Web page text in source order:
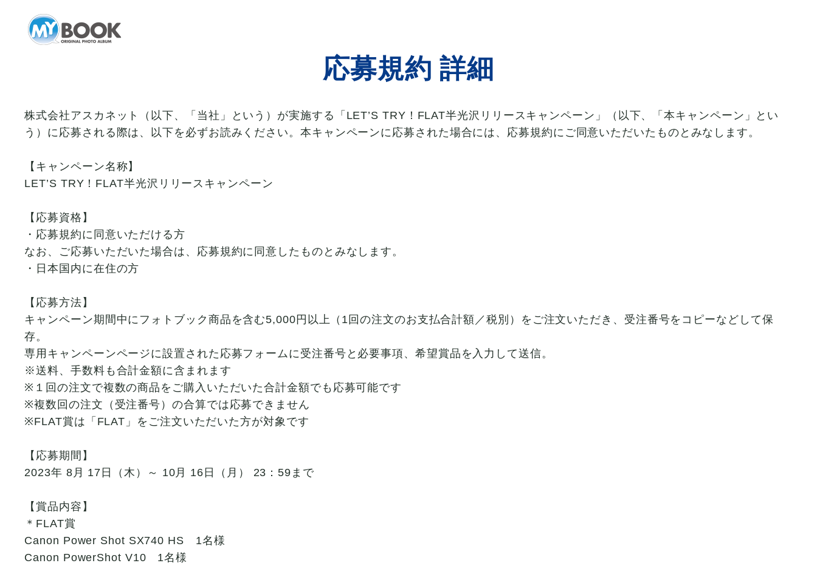
応募規約 詳細
株式会社アスカネット（以下、「当社」という）が実施する「LET’S TRY！FLAT半光沢リリースキャンペーン」（以下、「本キャンペーン」とい
う）に応募される際は、以下を必ずお読みください。本キャンペーンに応募された場合には、応募規約にご同意いただいたものとみなします。
【キャンペーン名称】
LET’S TRY！FLAT半光沢リリースキャンペーン
【応募資格】
・応募規約に同意いただける方
なお、ご応募いただいた場合は、応募規約に同意したものとみなします。
・日本国内に在住の方
【応募方法】
キャンペーン期間中にフォトブック商品を含む5,000円以上（1回の注文のお支払合計額／税別）をご注文いただき、受注番号をコピーなどして保
存。
専用キャンペーンページに設置された応募フォームに受注番号と必要事項、希望賞品を入力して送信。
※送料、手数料も合計金額に含まれます
※１回の注文で複数の商品をご購入いただいた合計金額でも応募可能です
※複数回の注文（受注番号）の合算では応募できません
※FLAT賞は「FLAT」をご注文いただいた方が対象です
【応募期間】
2023年 8月 17日（木）～ 10月 16日（月） 23：59まで
【賞品内容】
＊FLAT賞
Canon Power Shot SX740 HS 1名様
Canon PowerShot V10 1名様